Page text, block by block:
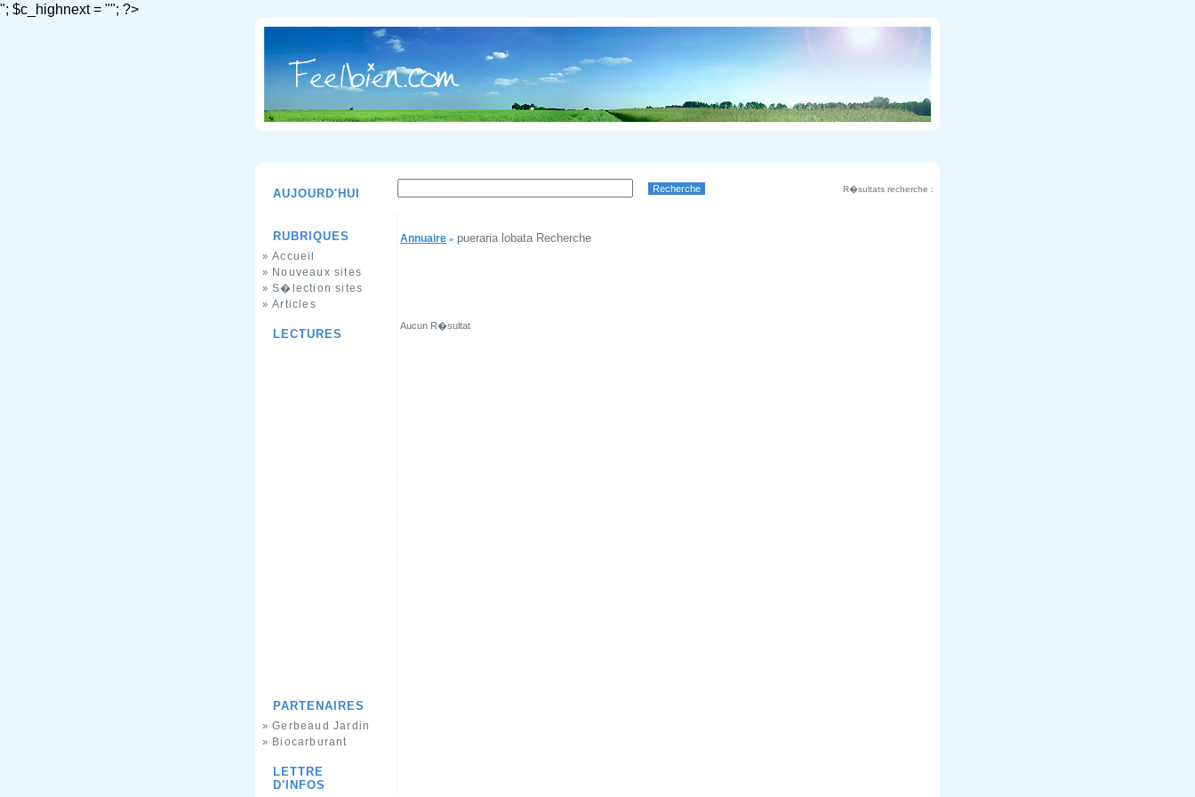
"; $c_highnext = ""; ?>
AUJOURD'HUI R�sultats recherche :
RUBRIQUES
» Accueil
» Nouveaux sites
» S�lection sites
» Articles
LECTURES
PARTENAIRES
» Gerbeaud Jardin
» Biocarburant
LETTRE
D'INFOS
Annuaire » pueraria lobata Recherche
Aucun R�sultat